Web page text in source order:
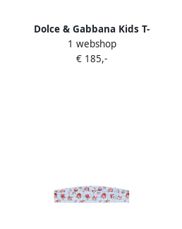
Dolce & Gabbana Kids T-
shirt met hartapplicatie Wit
1 webshop
€ 185,-